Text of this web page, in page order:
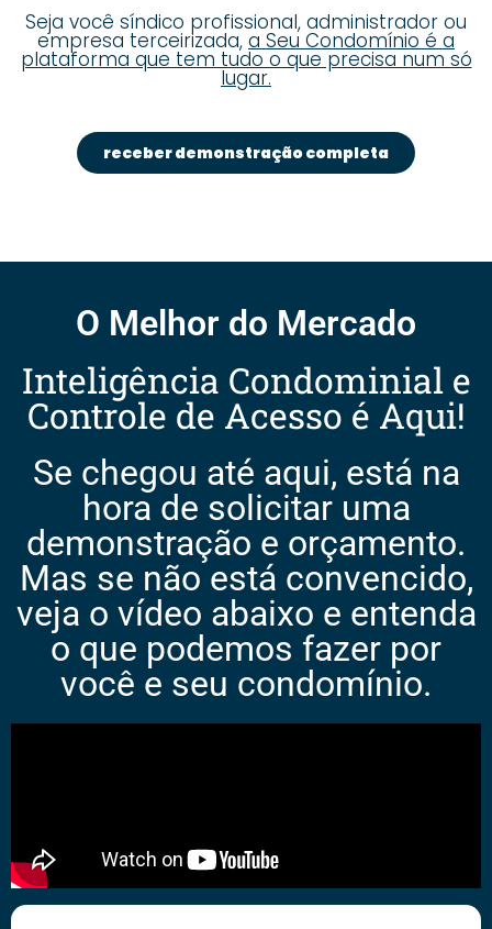
Seja você síndico profissional, administrador ou
empresa terceirizada, a Seu Condomínio é a
plataforma que tem tudo o que precisa num só
lugar.
receber demonstração completa
O Melhor do Mercado
Inteligência Condominial e
Controle de Acesso é Aqui!
Se chegou até aqui, está na
hora de solicitar uma
demonstração e orçamento.
Mas se não está convencido,
veja o vídeo abaixo e entenda
o que podemos fazer por
você e seu condomínio.